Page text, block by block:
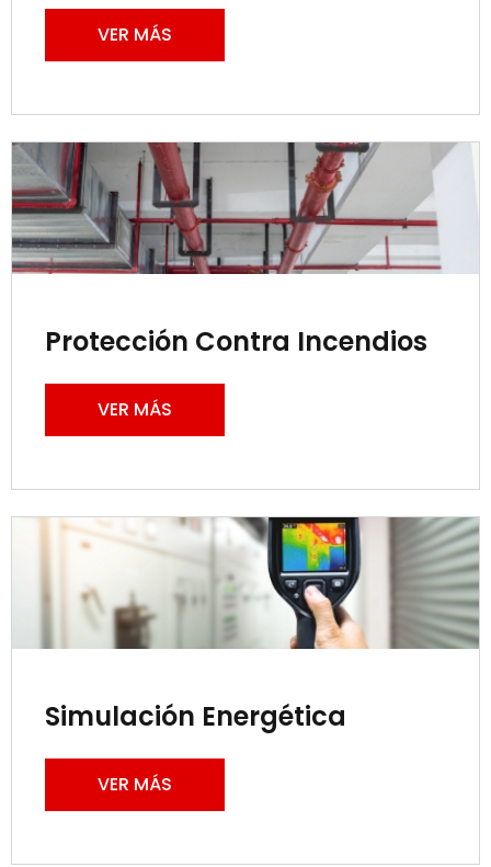
VER MÁS
Protección Contra Incendios
VER MÁS
Simulación Energética
VER MÁS